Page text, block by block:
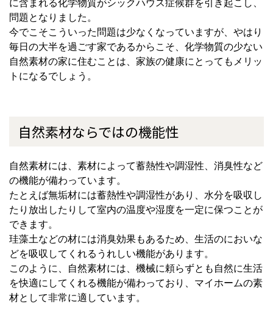
に含まれる化学物質がシックハウス症候群を引き起こし、
問題となりました。
今でこそこういった問題は少なくなっていますが、やはり
毎日の大半を過ごす家であるからこそ、化学物質の少ない
自然素材の家に住むことは、家族の健康にとってもメリッ
トになるでしょう。
自然素材ならではの機能性
自然素材には、素材によって蓄熱性や調湿性、消臭性など
の機能が備わっています。
たとえば無垢材には蓄熱性や調湿性があり、水分を吸収し
たり放出したりして室内の温度や湿度を一定に保つことが
できます。
珪藻土などの材には消臭効果もあるため、生活のにおいな
どを吸収してくれるうれしい機能があります。
このように、自然素材には、機械に頼らずとも自然に生活
を快適にしてくれる機能が備わっており、マイホームの素
材として非常に適しています。